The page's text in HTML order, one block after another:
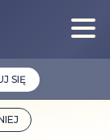
SIĘ